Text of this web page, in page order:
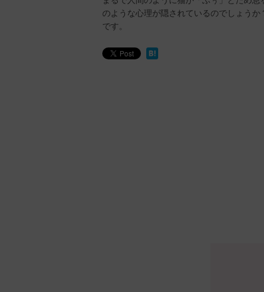
のような心理が隠されているのでしょう
です。